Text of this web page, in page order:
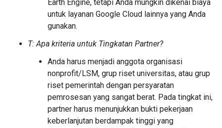
Earth Engine, tetapi Anda mungkin dikenai biaya
untuk layanan Google Cloud lainnya yang Anda
gunakan.
T: Apa kriteria untuk Tingkatan Partner?
Anda harus menjadi anggota organisasi
nonprofit/LSM, grup riset universitas, atau grup
riset pemerintah dengan persyaratan
pemrosesan yang sangat berat. Pada tingkat ini,
partner harus menunjukkan bukti pekerjaan
keberlanjutan berdampak tinggi yang